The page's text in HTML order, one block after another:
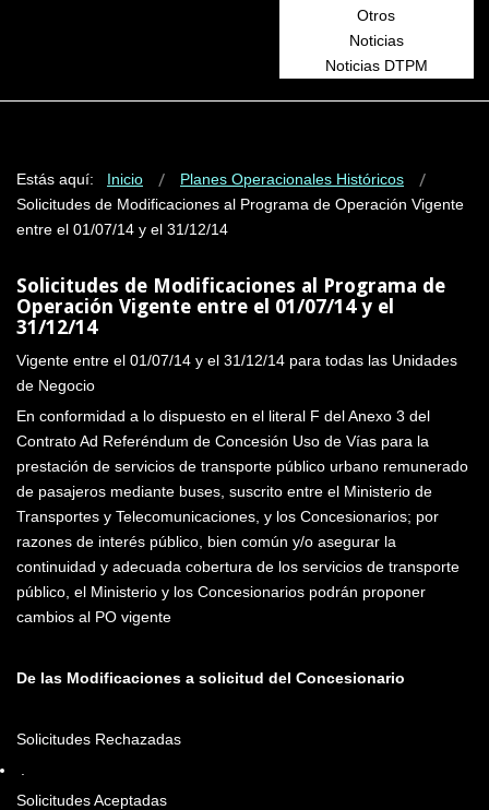
Otros
Noticias
Noticias DTPM
Estás aquí: Inicio
Planes Operacionales Históricos
Solicitudes de Modificaciones al Programa de Operación Vigente
entre el 01/07/14 y el 31/12/14
Solicitudes de Modificaciones al Programa de
Operación Vigente entre el 01/07/14 y el
31/12/14
Vigente entre el 01/07/14 y el 31/12/14 para todas las Unidades
de Negocio
En conformidad a lo dispuesto en el literal F del Anexo 3 del
Contrato Ad Referéndum de Concesión Uso de Vías para la
prestación de servicios de transporte público urbano remunerado
de pasajeros mediante buses, suscrito entre el Ministerio de
Transportes y Telecomunicaciones, y los Concesionarios; por
razones de interés público, bien común y/o asegurar la
continuidad y adecuada cobertura de los servicios de transporte
público, el Ministerio y los Concesionarios podrán proponer
cambios al PO vigente
De las Modificaciones a solicitud del Concesionario
Solicitudes Rechazadas
Solicitudes Aceptadas